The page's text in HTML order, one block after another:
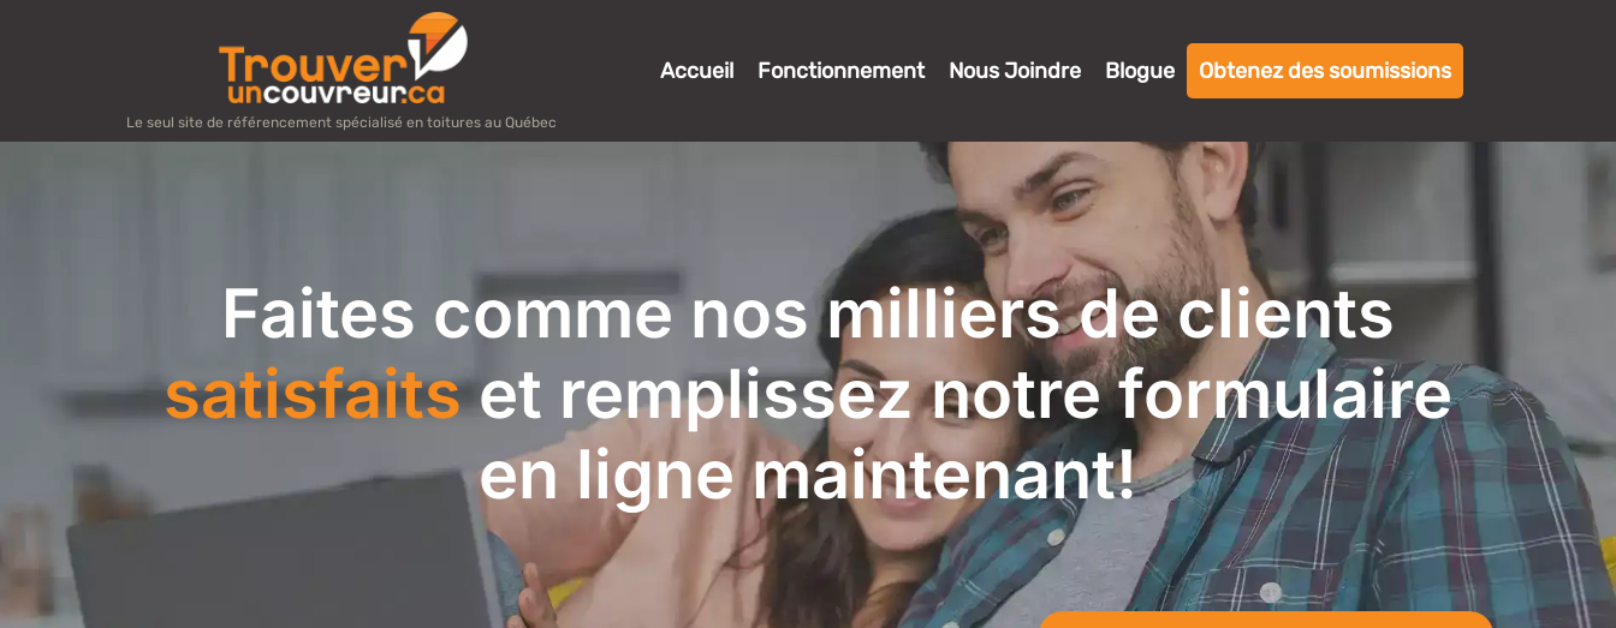
Le seul site de référencement spécialisé en toitures au Québec
Accueil Fonctionnement Nous Joindre Blogue Obtenez des soumissions
Faites comme nos milliers de clients
satisfaitset remplissez notre formulaire
en ligne maintenant!